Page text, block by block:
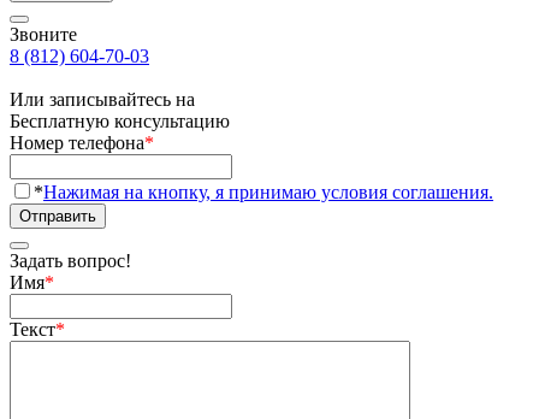
Звоните
8 (812) 604-70-03
Или записывайтесь на
Бесплатную консультацию
Номер телефона*
*Нажимая на кнопку, я принимаю условия соглашения.
Отправить
Задать вопрос!
Имя*
Текст*